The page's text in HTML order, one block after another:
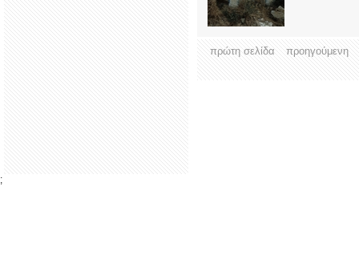
πρώτη σελίδα προηγούμενη
;